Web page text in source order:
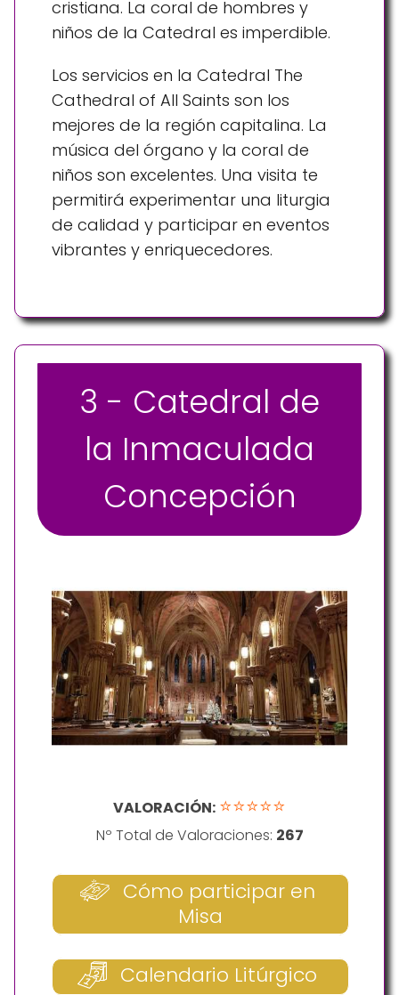
cristiana. La coral de hombres y
niños de la Catedral es imperdible.
Los servicios en la Catedral The
Cathedral of All Saints son los
mejores de la región capitalina. La
música del órgano y la coral de
niños son excelentes. Una visita te
permitirá experimentar una liturgia
de calidad y participar en eventos
vibrantes y enriquecedores.
3 - Catedral de
la Inmaculada
Concepción
VALORACIÓN: ⭐⭐⭐⭐⭐
Nº Total de Valoraciones: 267
Cómo participar en
Misa
Calendario Litúrgico